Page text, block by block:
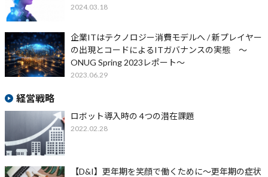
2024.03.18
企業ITはテクノロジー消費モデルへ / 新プレイヤー
の出現とコードによるITガバナンスの実態 〜
ONUG Spring 2023レポート〜
2023.06.29
経営戦略
ロボット導入時の 4つの潜在課題
2022.02.28
【D&I】更年期を笑顔で働くために～更年期の症状